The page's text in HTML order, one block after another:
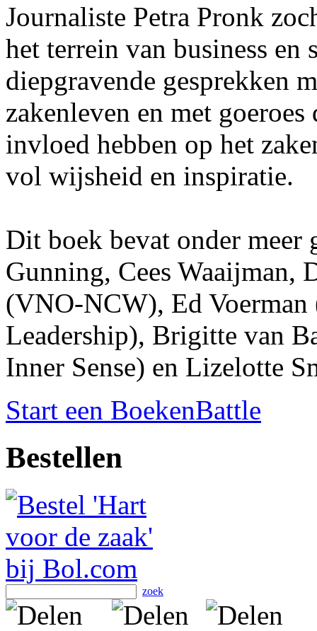
Journaliste Petra Pronk
het terrein van business
diepgravende gesprekken
zakenleven en met
invloed hebben op het
vol wijsheid en inspiratie.
Dit boek bevat onder meer
Gunning, Cees Waaijman,
(VNO-NCW), Ed Voerman
Leadership), Brigitte van
Inner Sense) en Lizelotte
Start een BoekenBattle
Bestellen
zoek